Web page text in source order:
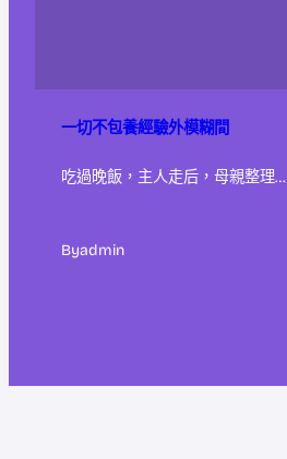
一切不包養經驗外模糊間
吃過晚飯，主人走后，母親整理…
Byadmin